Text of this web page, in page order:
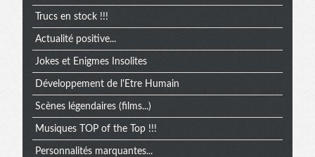
Trucs en stock !!!
Actualité positive...
Jokes et Enigmes Insolites
Développement de l'Etre Humain
Scènes légendaires (films...)
Musiques TOP of the Top !!!
Personnalités marquantes...